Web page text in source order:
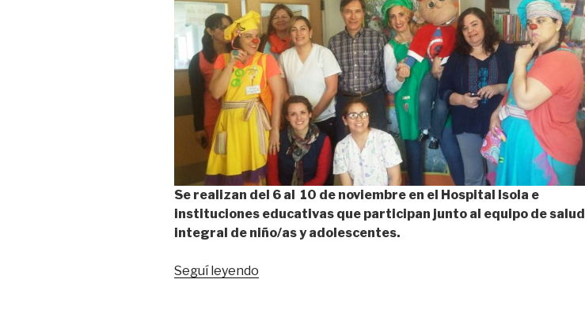
Se realizan del 6 al 10 de noviembre en el Hospital Isola e
instituciones educativas que participan junto al equipo de salud
integral de niño/as y adolescentes.
Seguí leyendo